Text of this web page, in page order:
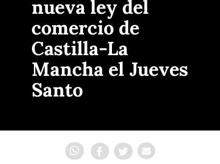
nueva ley del
comercio de
Castilla-La
Mancha el Jueves
Santo